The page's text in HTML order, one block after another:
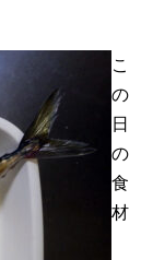
こ
の
日
の
食
材